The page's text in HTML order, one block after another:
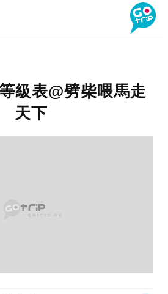
級表@劈柴喂馬走
天下